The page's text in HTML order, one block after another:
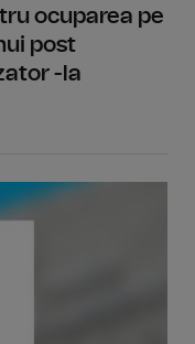
ocuparea pe
post
-la